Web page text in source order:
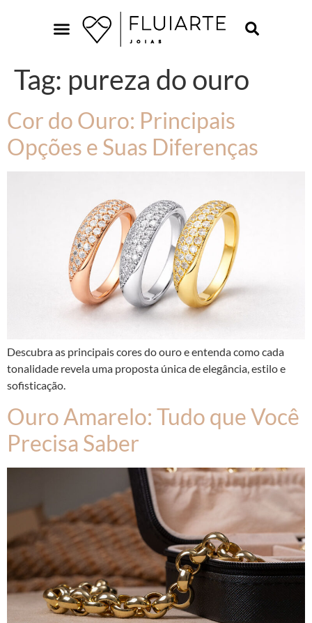
Tag: pureza do ouro
Cor do Ouro: Principais
Opções e Suas Diferenças
Descubra as principais cores do ouro e entenda como cada
tonalidade revela uma proposta única de elegância, estilo e
sofisticação.
Ouro Amarelo: Tudo que Você
Precisa Saber